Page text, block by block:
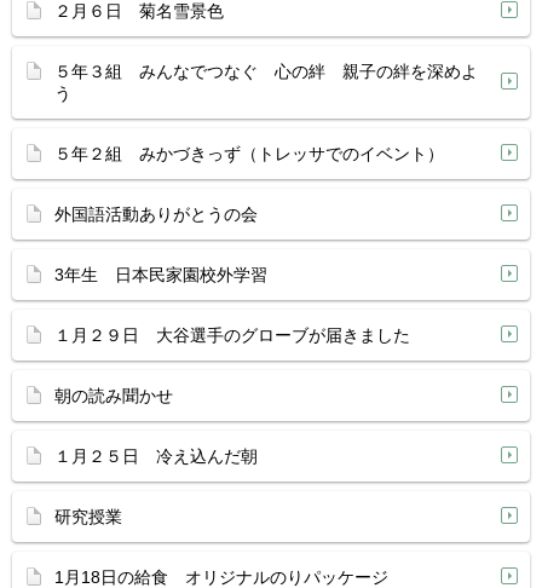
２月６日 菊名雪景色
５年３組 みんなでつなぐ 心の絆 親子の絆を深めよ
う
５年２組 みかづきっず（トレッサでのイベント）
外国語活動ありがとうの会
3年生 日本民家園校外学習
１月２９日 大谷選手のグローブが届きました
朝の読み聞かせ
１月２５日 冷え込んだ朝
研究授業
1月18日の給食 オリジナルのりパッケージ